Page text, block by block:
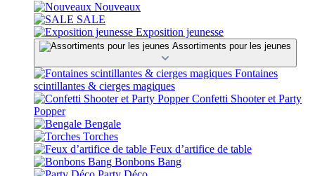
Nouveaux
SALE
Exposition jeunesse
Assortiments pour les jeunes
Fontaines
scintillantes & cierges magiques
Confetti Shooter et Party
Popper
Bengale
Torches
Feux d’artifice de table
Bonbons Bang